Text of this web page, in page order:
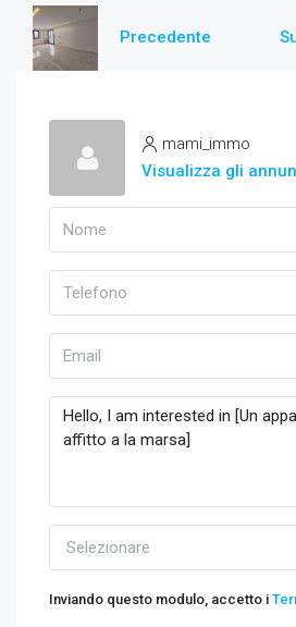
Precedente
mami_immo
Visualizza gli
Selezionare
Inviando questo modulo, accetto i